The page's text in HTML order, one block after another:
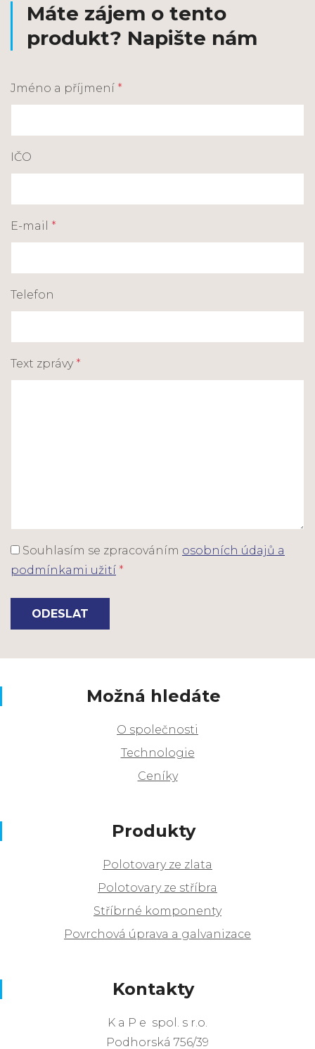
Máte zájem o tento
produkt? Napište nám
Jméno a příjmení *
IČO
E-mail *
Telefon
Text zprávy *
Souhlasím se zpracováním osobních údajů a
podmínkami užití *
ODESLAT
Možná hledáte
O společnosti
Technologie
Ceníky
Produkty
Polotovary ze zlata
Polotovary ze stříbra
Stříbrné komponenty
Povrchová úprava a galvanizace
Kontakty
K a P e spol. s r.o.
Podhorská 756/39